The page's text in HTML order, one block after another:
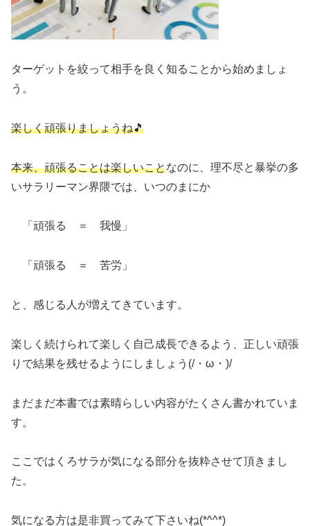
ターゲットを絞って相手を良く知ることから始めましょ
う。
楽しく頑張りましょうね🎵
本来、頑張ることは楽しいことなのに、理不尽と暴挙の多
いサラリーマン界隈では、いつのまにか
「頑張る ＝ 我慢」
「頑張る ＝ 苦労」
と、感じる人が増えてきています。
楽しく続けられて楽しく自己成長できるよう、正しい頑張
りで結果を残せるようにしましょう(/・ω・)/
まだまだ本書では素晴らしい内容がたくさん書かれていま
す。
ここではくろサラが気になる部分を抜粋させて頂きまし
た。
気になる方は是非買ってみて下さいね(*^^*)